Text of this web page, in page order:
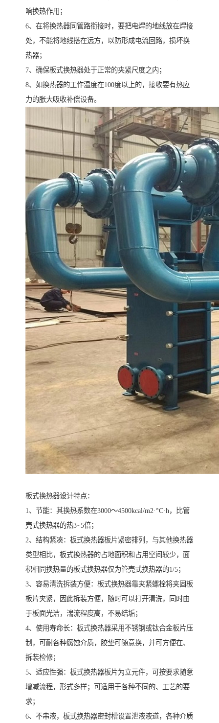
响换热作用；
6、在将换热器同管路衔接时，要把电焊的地线放在焊接
处，不能将地线搭在远方，以防形成电流回路，损坏换
热器；
7、确保板式换热器处于正常的夹紧尺度之内；
8、如换热器的工作温度在100度以上的，接收要有热应
力的胀大吸收补偿设备。
板式换热器设计特点：
1、节能：其换热系数在3000～4500kcal/m2·°C·h，比管
壳式换热器的热3~5倍；
2、结构紧凑：板式换热器板片紧密排列，与其他换热器
类型相比，板式换热器的占地面积和占用空间较少，面
积相同换热量的板式换热器仅为管壳式换热器的1/5；
3、容易清洗拆装方便：板式换热器靠夹紧螺栓将夹固板
板片夹紧，因此拆装方便，随时可以打开清洗，同时由
于板面光洁，湍流程度高，不易结垢；
4、使用寿命长：板式换热器采用不锈钢或钛合金板片压
制，可耐各种腐蚀介质，胶垫可随意换，并可方便在、
拆装检修；
5、适应性强：板式换热器板片为立元件，可按要求随意
增减流程，形式多样；可适用于各种不同的、工艺的要
求；
6、不串液，板式换热器密封槽设置泄液液道，各种介质